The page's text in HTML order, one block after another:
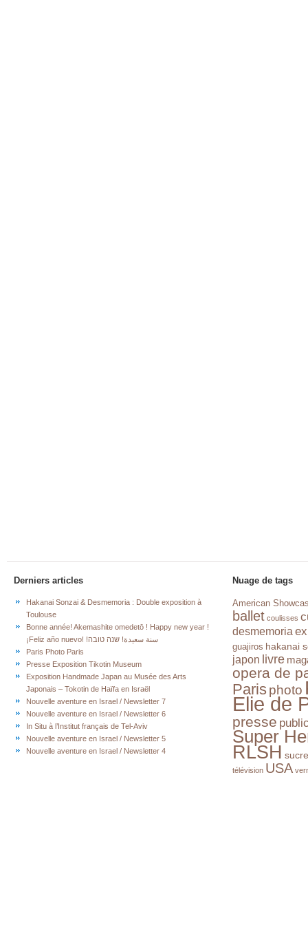
Derniers articles
Hakanai Sonzai & Desmemoria : Double exposition à
Toulouse
Bonne année! Akemashite omedetō ! Happy new year !
¡Feliz año nuevo! !سنة سعيدة! שנה טובה
Paris Photo Paris
Presse Exposition Tikotin Museum
Exposition Handmade Japan au Musée des Arts
Japonais – Tokotin de Haïfa en Israël
Nouvelle aventure en Israel / Newsletter 7
Nouvelle aventure en Israel / Newsletter 6
In Situ à l’Institut français de Tel-Aviv
Nouvelle aventure en Israel / Newsletter 5
Nouvelle aventure en Israel / Newsletter 4
Nuage de tags
American
ballet coulisses
desmemoria
guajiros hakanai
japon livre
opera de
Paris photo
Elie de
presse
Super
RLSH sucre
télévision USA